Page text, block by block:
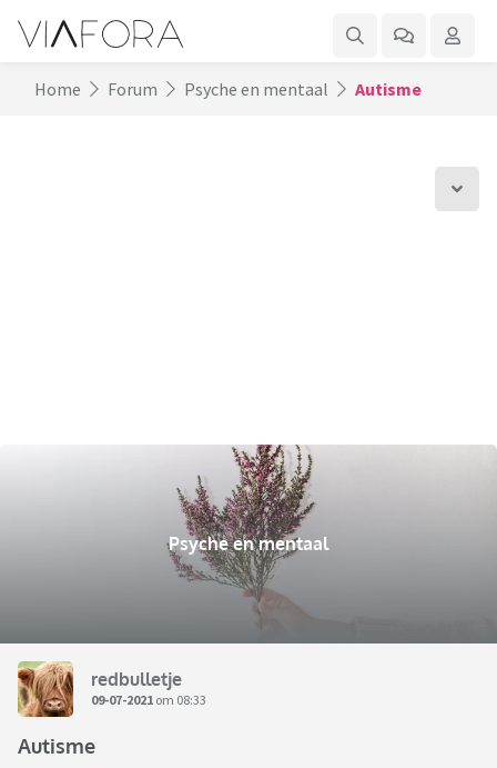
Home Forum Psyche en mentaal Autisme
Psyche en mentaal
redbulletje
09-07-2021 om 08:33
Autisme